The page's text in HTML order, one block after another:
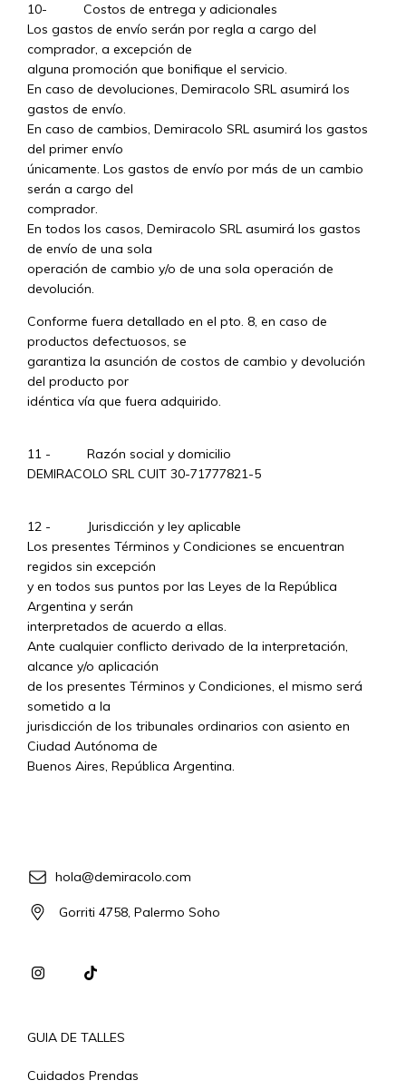
10- Costos de entrega y adicionales
Los gastos de envío serán por regla a cargo del
comprador, a excepción de
alguna promoción que bonifique el servicio.
En caso de devoluciones, Demiracolo SRL asumirá los
gastos de envío.
En caso de cambios, Demiracolo SRL asumirá los gastos
del primer envío
únicamente. Los gastos de envío por más de un cambio
serán a cargo del
comprador.
En todos los casos, Demiracolo SRL asumirá los gastos
de envío de una sola
operación de cambio y/o de una sola operación de
devolución.
Conforme fuera detallado en el pto. 8, en caso de
productos defectuosos, se
garantiza la asunción de costos de cambio y devolución
del producto por
idéntica vía que fuera adquirido.
11 - Razón social y domicilio
DEMIRACOLO SRL CUIT 30-71777821-5
12 - Jurisdicción y ley aplicable
Los presentes Términos y Condiciones se encuentran
regidos sin excepción
y en todos sus puntos por las Leyes de la República
Argentina y serán
interpretados de acuerdo a ellas.
Ante cualquier conflicto derivado de la interpretación,
alcance y/o aplicación
de los presentes Términos y Condiciones, el mismo será
sometido a la
jurisdicción de los tribunales ordinarios con asiento en
Ciudad Autónoma de
Buenos Aires, República Argentina.
hola@demiracolo.com
Gorriti 4758, Palermo Soho
GUIA DE TALLES
Cuidados Prendas